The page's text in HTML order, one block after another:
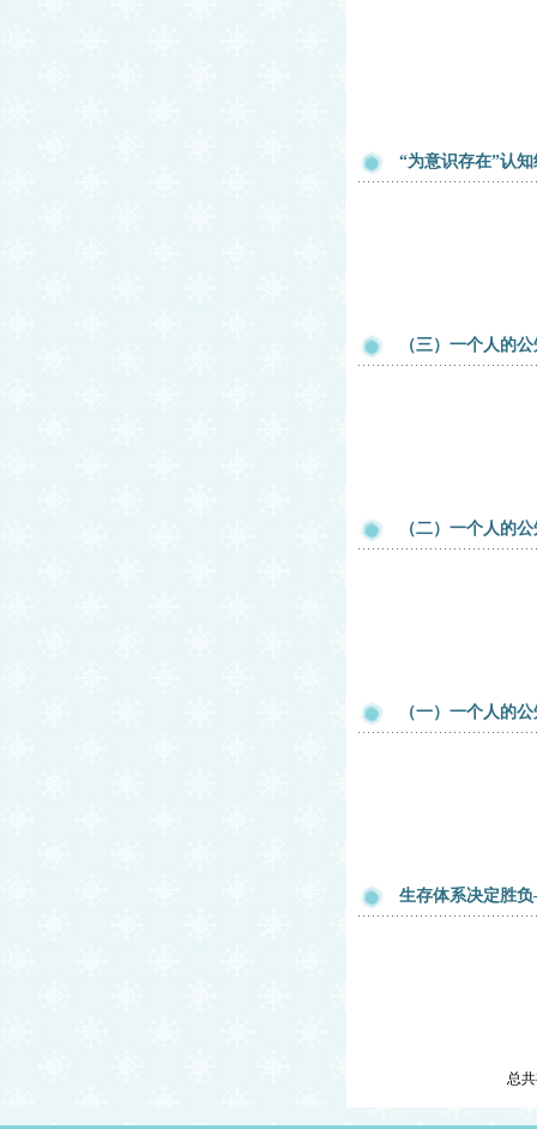
“为意识存在”认
（三）一个人的
（二）一个人的
（一）一个人的
生存体系决定胜
总